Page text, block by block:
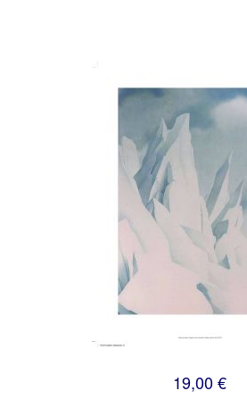
19,00 €